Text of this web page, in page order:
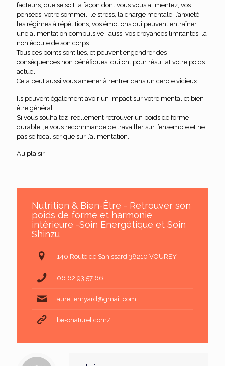
facteurs, que se soit la façon dont vous vous alimentez, vos
pensées, votre sommeil, le stress, la charge mentale, l’anxiété,
les régimes à répétitions, vos émotions qui peuvent entraîner
une alimentation compulsive , aussi vos croyances limitantes, la
non écoute de son corps…
Tous ces points sont liés, et peuvent engendrer des
conséquences non bénéfiques, qui ont pour résultat votre poids
actuel.
Cela peut aussi vous amener à rentrer dans un cercle vicieux.
Ils peuvent également avoir un impact sur votre mental et bien-
être général.
Si vous souhaitez réellement retrouver un poids de forme
durable, je vous recommande de travailler sur l’ensemble et ne
pas se focaliser que sur l’alimentation.
Au plaisir !
Nutrition & Bien-Être - Retrouver son
poids de forme et harmonie
intérieure -Soin Energétique et Soin
Shinzu
140 Route de Sanissard 38210 VOUREY
06 62 93 57 66
aureliemyard@gmail.com
be-onaturel.com/